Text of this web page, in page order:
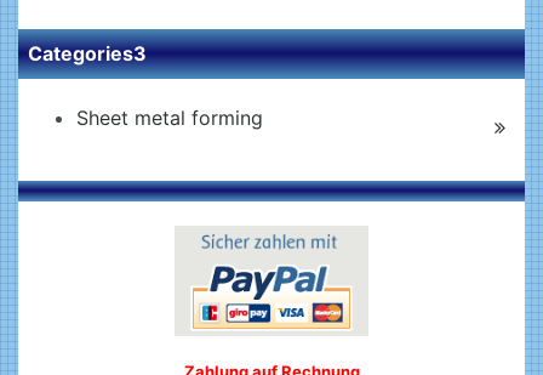
Categories3
Sheet metal forming